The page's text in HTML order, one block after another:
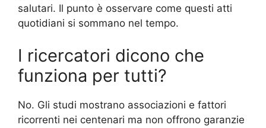
salutari. Il punto è osservare come questi atti
quotidiani si sommano nel tempo.
I ricercatori dicono che
funziona per tutti?
No. Gli studi mostrano associazioni e fattori
ricorrenti nei centenari ma non offrono garanzie